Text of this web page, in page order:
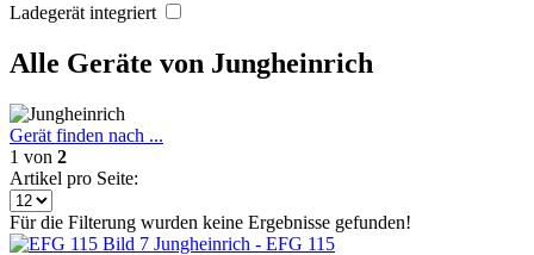
Ladegerät integriert
Alle Geräte von Jungheinrich
Gerät finden nach ...
1 von 2
Artikel pro Seite:
Für die Filterung wurden keine Ergebnisse gefunden!
Jungheinrich - EFG 115